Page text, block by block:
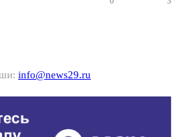
info@news29.ru